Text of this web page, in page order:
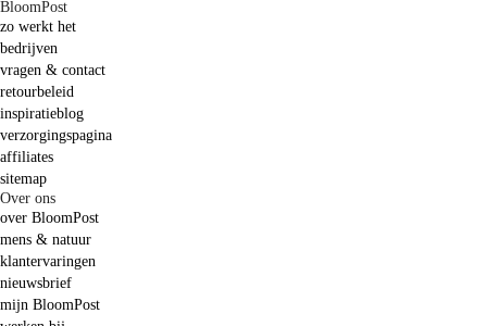
BloomPost
zo werkt het
bedrijven
vragen & contact
retourbeleid
inspiratieblog
verzorgingspagina
affiliates
sitemap
Over ons
over BloomPost
mens & natuur
klantervaringen
nieuwsbrief
mijn BloomPost